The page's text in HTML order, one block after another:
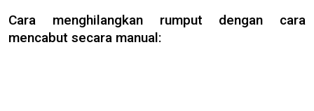
Cara menghilangkan rumput dengan cara
mencabut secara manual: